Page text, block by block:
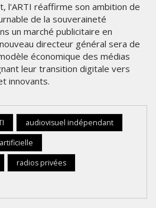
l'ARTI réaffirme son ambition de
de la souveraineté
un marché publicitaire en
directeur général sera de
économique des médias
leur transition digitale vers
innovants.
audiovisuel indépendant
radios privées